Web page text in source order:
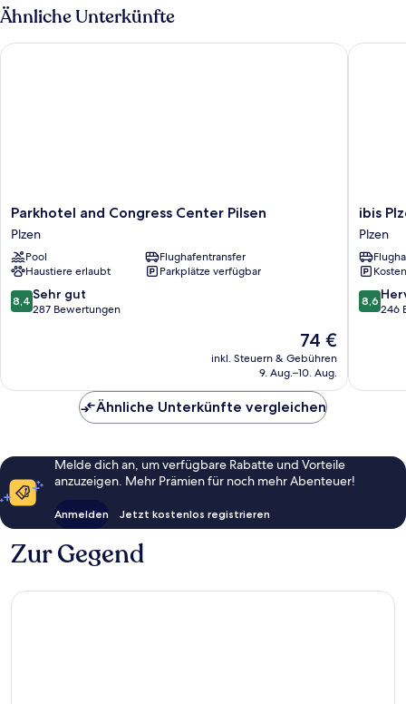
Ähnliche Unterkünfte
Parkhotel
and
Congress
Center
Pilsen
Plzen
Parkhotel and Congress Center Pilsen
Plzen
Pool
Flughafentransfer
Haustiere erlaubt
Parkplätze verfügbar
8.4
von
Bewertungen
8,4 Sehr gut
287 Bewertungen
Der
Preis
beträgt
74 €
inkl. Steuern & Gebühren
9. Aug.–10. Aug.
Parkhotel and Congress Center Pilsen
ibis
Plzen
Plzen
ibis
Plzen
8.6
von
8,6
246
ibis
Ähnliche Unterkünfte vergleichen
Melde dich an, um verfügbare Rabatte und Vorteile
anzuzeigen. Mehr Prämien für noch mehr Abenteuer!
Anmelden Jetzt kostenlos registrieren
Zur Gegend